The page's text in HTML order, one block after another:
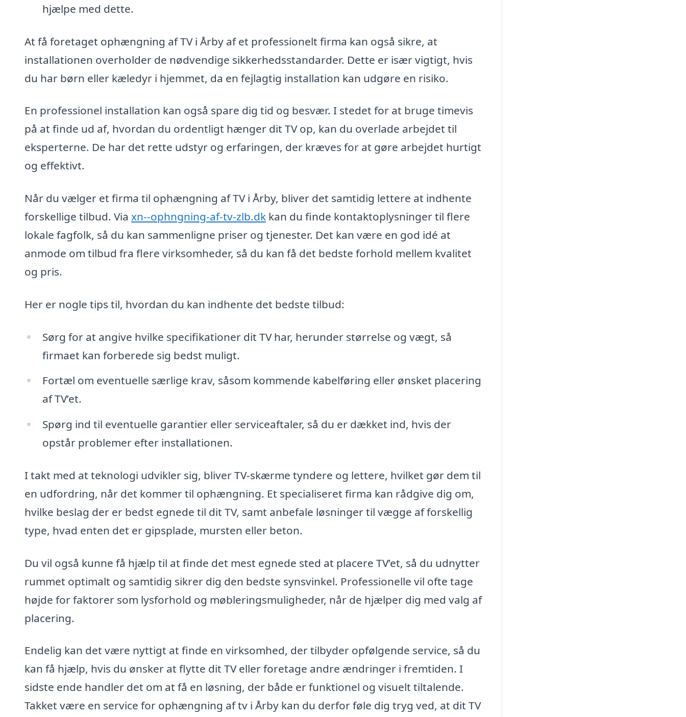
hjælpe med dette.
At få foretaget ophængning af TV i Årby af et professionelt firma kan også sikre, at
installationen overholder de nødvendige sikkerhedsstandarder. Dette er især vigtigt, hvis
du har børn eller kæledyr i hjemmet, da en fejlagtig installation kan udgøre en risiko.
En professionel installation kan også spare dig tid og besvær. I stedet for at bruge timevis
på at finde ud af, hvordan du ordentligt hænger dit TV op, kan du overlade arbejdet til
eksperterne. De har det rette udstyr og erfaringen, der kræves for at gøre arbejdet hurtigt
og effektivt.
Når du vælger et firma til ophængning af TV i Årby, bliver det samtidig lettere at indhente
forskellige tilbud. Via xn--ophngning-af-tv-zlb.dk kan du finde kontaktoplysninger til flere
lokale fagfolk, så du kan sammenligne priser og tjenester. Det kan være en god idé at
anmode om tilbud fra flere virksomheder, så du kan få det bedste forhold mellem kvalitet
og pris.
Her er nogle tips til, hvordan du kan indhente det bedste tilbud:
Sørg for at angive hvilke specifikationer dit TV har, herunder størrelse og vægt, så
firmaet kan forberede sig bedst muligt.
Fortæl om eventuelle særlige krav, såsom kommende kabelføring eller ønsket placering
af TV’et.
Spørg ind til eventuelle garantier eller serviceaftaler, så du er dækket ind, hvis der
opstår problemer efter installationen.
I takt med at teknologi udvikler sig, bliver TV-skærme tyndere og lettere, hvilket gør dem til
en udfordring, når det kommer til ophængning. Et specialiseret firma kan rådgive dig om,
hvilke beslag der er bedst egnede til dit TV, samt anbefale løsninger til vægge af forskellig
type, hvad enten det er gipsplade, mursten eller beton.
Du vil også kunne få hjælp til at finde det mest egnede sted at placere TV’et, så du udnytter
rummet optimalt og samtidig sikrer dig den bedste synsvinkel. Professionelle vil ofte tage
højde for faktorer som lysforhold og møbleringsmuligheder, når de hjælper dig med valg af
placering.
Endelig kan det være nyttigt at finde en virksomhed, der tilbyder opfølgende service, så du
kan få hjælp, hvis du ønsker at flytte dit TV eller foretage andre ændringer i fremtiden. I
sidste ende handler det om at få en løsning, der både er funktionel og visuelt tiltalende.
Takket være en service for ophængning af tv i Årby kan du derfor føle dig tryg ved, at dit TV